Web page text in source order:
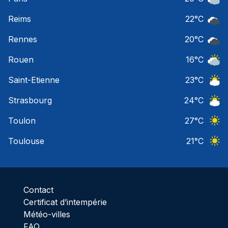
Reims
22°C
Rennes
20°C
Rouen
16°C
Saint-Etienne
23°C
Strasbourg
24°C
Toulon
27°C
Toulouse
21°C
Contact
Certificat d’intempérie
Météo-villes